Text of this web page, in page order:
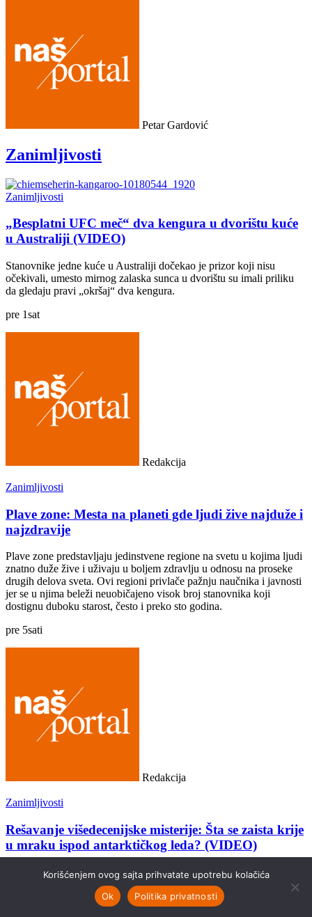
Petar Gardović
Zanimljivosti
Zanimljivosti
„Besplatni UFC meč“ dva kengura u dvorištu kuće
u Australiji (VIDEO)
Stanovnike jedne kuće u Australiji dočekao je prizor koji nisu
očekivali, umesto mirnog zalaska sunca u dvorištu su imali priliku
da gledaju pravi „okršaj“ dva kengura.
pre 1sat
Redakcija
Zanimljivosti
Plave zone: Mesta na planeti gde ljudi žive najduže i
najzdravije
Plave zone predstavljaju jedinstvene regione na svetu u kojima ljudi
znatno duže žive i uživaju u boljem zdravlju u odnosu na proseke
drugih delova sveta. Ovi regioni privlače pažnju naučnika i javnosti
jer se u njima beleži neuobičajeno visok broj stanovnika koji
dostignu duboku starost, često i preko sto godina.
pre 5sati
Redakcija
Zanimljivosti
Rešavanje višedecenijske misterije: Šta se zaista krije
u mraku ispod antarktičkog leda? (VIDEO)
Iako naučnici procenjuju da je manje od 0,001 % dubokog mora
vizuelno istraženo, najnovija sinteza podataka sa antarktičkih
ekspedicija potvrdila je ono u šta su naučnici agencije NASA dugo
sumnjali: ekstremna i izolovana okruženja na Zemlji kriju složene,
Korišćenjem ovog sajta prihvatate upotrebu kolačića
Ok
Politika privatnosti